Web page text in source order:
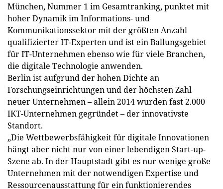
München, Nummer 1 im Gesamt­ranking, punktet mit
hoher Dynamik im Informations- und
Kommunikationssektor mit der größten Anzahl
qualifizierter IT-Experten und ist ein Ballungsgebiet
für IT-Unternehmen ebenso wie für viele Branchen,
die digitale Technologie anwenden.
Berlin ist aufgrund der hohen Dichte an
Forschungseinrichtungen und der höchsten Zahl
neuer Unternehmen – allein 2014 wurden fast 2.000
IKT-Unternehmen gegründet – der innovativste
Standort.
„Die Wettbewerbsfähigkeit für digitale Innovationen
hängt aber nicht nur von einer lebendigen Start-up-
Szene ab. In der Hauptstadt gibt es nur wenige große
Unternehmen mit der notwendigen Expertise und
Ressourcenausstattung für ein funktionierendes